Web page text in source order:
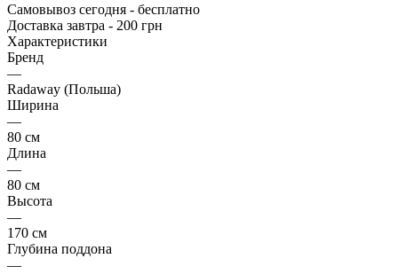
Самовывоз сегодня - бесплатно
Доставка завтра - 200 грн
Характеристики
Бренд
—
Radaway (Польша)
Ширина
—
80 см
Длина
—
80 см
Высота
—
170 см
Глубина поддона
—